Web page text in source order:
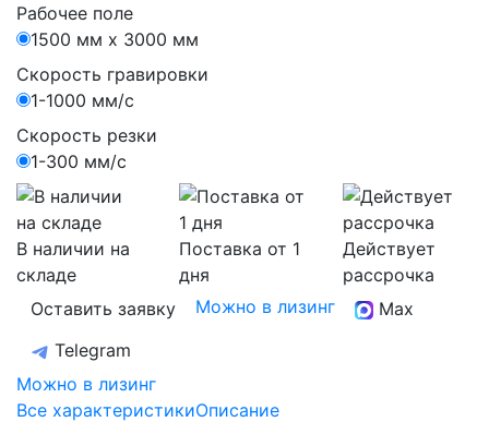
Рабочее поле
1500 мм х 3000 мм
Скорость гравировки
1-1000 мм/с
Скорость резки
1-300 мм/с
В наличии на
складе
Поставка от 1
дня
Действует
рассрочка
Оставить заявку
Можно в лизинг
Max
Telegram
Можно в лизинг
Все характеристикиОписание